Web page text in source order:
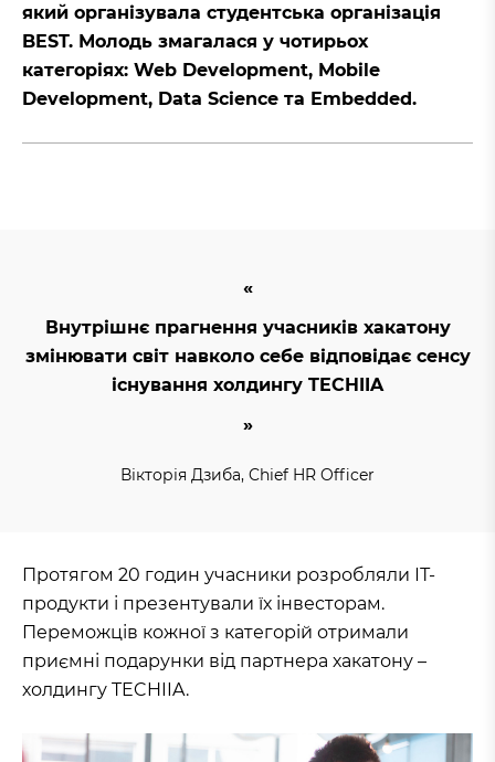
який організувала студентська організація
BEST. Молодь змагалася у чотирьох
категоріях: Web Development, Mobile
Development, Data Science та Embedded.
Внутрішнє прагнення учасників хакатону
змінювати світ навколо себе відповідає сенсу
існування холдингу TECHIIA
Вікторія Дзиба, Chief HR Officer
Протягом 20 годин учасники розробляли ІТ-
продукти і презентували їх інвесторам.
Переможців кожної з категорій отримали
приємні подарунки від партнера хакатону –
холдингу TECHIIA.